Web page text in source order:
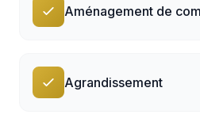
Aménagement de
Agrandissement